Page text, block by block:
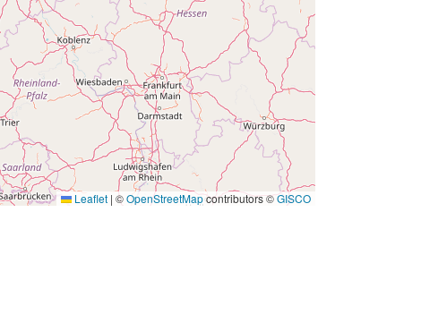
Leaflet | ©OpenStreetMapcontributors ©GISCO
public
01 January 1895
31 December 1895